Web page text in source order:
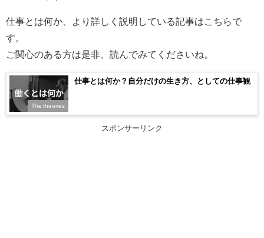
仕事とは何か、より詳しく説明している記事はこちらで
す。
ご関心のある方は是非、読んでみてくださいね。
The theories
仕事とは何か？自分だけの生き方、としての仕事観
スポンサーリンク